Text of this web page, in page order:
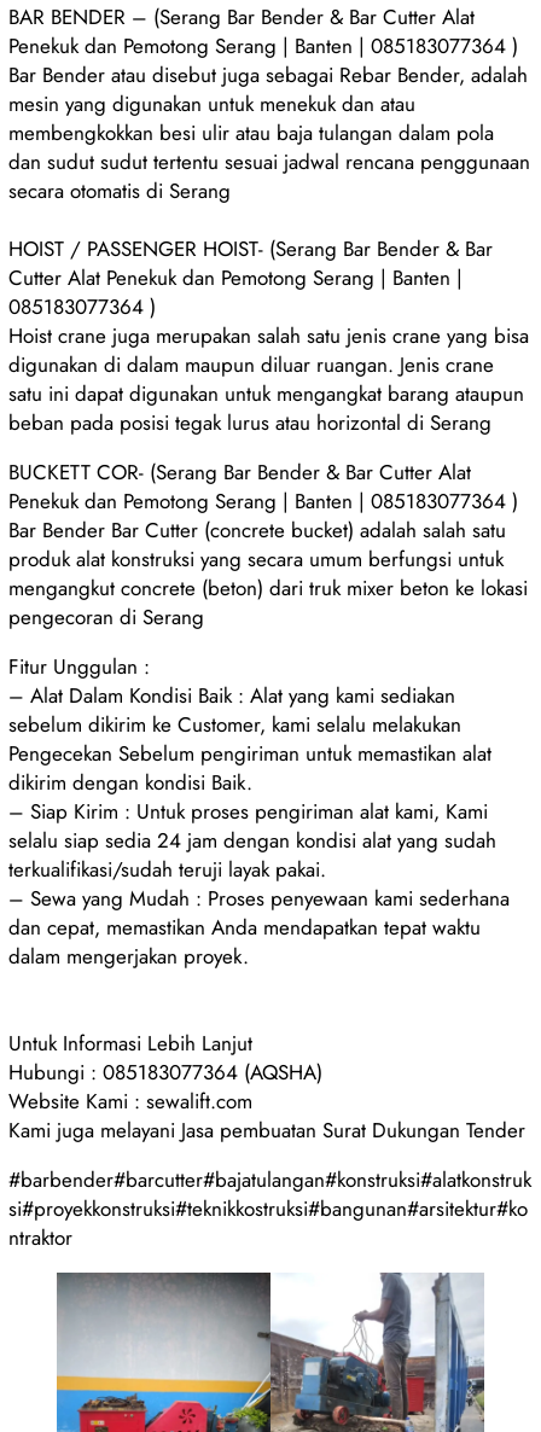
BAR BENDER – (Serang Bar Bender & Bar Cutter Alat
Penekuk dan Pemotong Serang | Banten | 085183077364 )
Bar Bender atau disebut juga sebagai Rebar Bender, adalah
mesin yang digunakan untuk menekuk dan atau
membengkokkan besi ulir atau baja tulangan dalam pola
dan sudut sudut tertentu sesuai jadwal rencana penggunaan
secara otomatis di Serang
HOIST / PASSENGER HOIST- (Serang Bar Bender & Bar
Cutter Alat Penekuk dan Pemotong Serang | Banten |
085183077364 )
Hoist crane juga merupakan salah satu jenis crane yang bisa
digunakan di dalam maupun diluar ruangan. Jenis crane
satu ini dapat digunakan untuk mengangkat barang ataupun
beban pada posisi tegak lurus atau horizontal di Serang
BUCKETT COR- (Serang Bar Bender & Bar Cutter Alat
Penekuk dan Pemotong Serang | Banten | 085183077364 )
Bar Bender Bar Cutter (concrete bucket) adalah salah satu
produk alat konstruksi yang secara umum berfungsi untuk
mengangkut concrete (beton) dari truk mixer beton ke lokasi
pengecoran di Serang
Fitur Unggulan :
– Alat Dalam Kondisi Baik : Alat yang kami sediakan
sebelum dikirim ke Customer, kami selalu melakukan
Pengecekan Sebelum pengiriman untuk memastikan alat
dikirim dengan kondisi Baik.
– Siap Kirim : Untuk proses pengiriman alat kami, Kami
selalu siap sedia 24 jam dengan kondisi alat yang sudah
terkualifikasi/sudah teruji layak pakai.
– Sewa yang Mudah : Proses penyewaan kami sederhana
dan cepat, memastikan Anda mendapatkan tepat waktu
dalam mengerjakan proyek.
Untuk Informasi Lebih Lanjut
Hubungi : 085183077364 (AQSHA)
Website Kami : sewalift.com
Kami juga melayani Jasa pembuatan Surat Dukungan Tender
#barbender#barcutter#bajatulangan#konstruksi#alatkonstruk
si#proyekkonstruksi#teknikkostruksi#bangunan#arsitektur#ko
ntraktor